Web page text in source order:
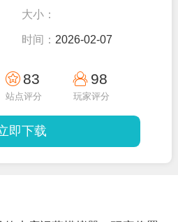
大小：
时间： 2026-02-07
83
站点评分
98
玩家评分
即下载